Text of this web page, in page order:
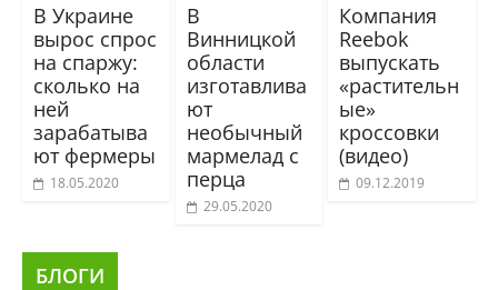
В Украине
вырос спрос
на спаржу:
сколько на
ней
зарабатыва
ют фермеры
18.05.2020
В
Винницкой
области
изготавлива
ют
необычный
мармелад с
перца
29.05.2020
Компания
Reebok
выпускать
«растительн
ые»
кроссовки
(видео)
09.12.2019
БЛОГИ